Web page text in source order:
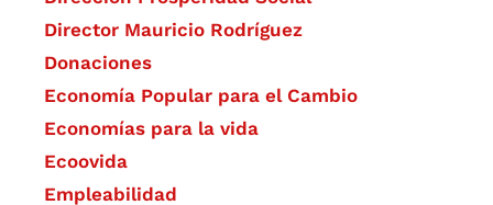
Director Mauricio Rodríguez
Donaciones
Economía Popular para el Cambio
Economías para la vida
Ecoovida
Empleabilidad